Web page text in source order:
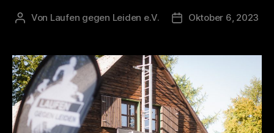
Beitragsautor
Von Laufen gegen Leiden e.V. Oktober 6, 2023